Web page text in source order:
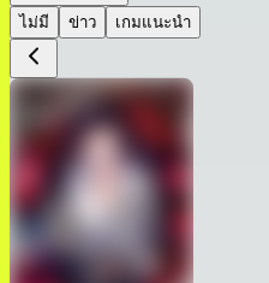
ไม่มี
ข่าว เกมแนะนำ